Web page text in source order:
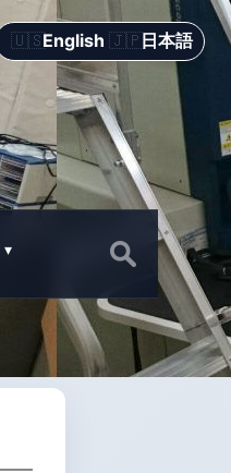
English 日本語
Search
for: